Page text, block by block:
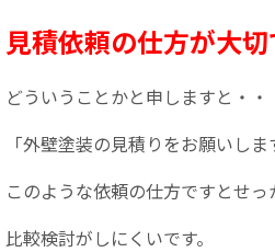
見積依頼の仕方が大切
どういうことかと申しますと・・
「外壁塗装の見積りをお願いしま
このような依頼の仕方ですとせ
比較検討がしにくいです。